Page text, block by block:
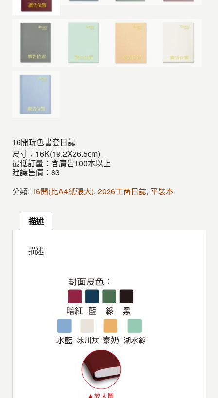
16開玩色書套日誌
尺寸：16K(19.2X26.5cm)
最低訂量：含廣告100本以上
建議售價：83
分類: 16開(比A4紙張大),2026工商日誌,平裝本
描述
描述